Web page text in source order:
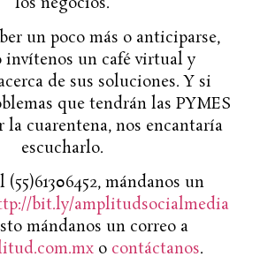
un poco más o anticiparse,
invítenos un café virtual y
de sus soluciones. Y si
que tendrán las PYMES
la cuarentena, nos encantaría
escucharlo.
(55)61306452, mándanos un
bit.ly/amplitudsocialmedia
mándanos un correo a
o contáctanos.